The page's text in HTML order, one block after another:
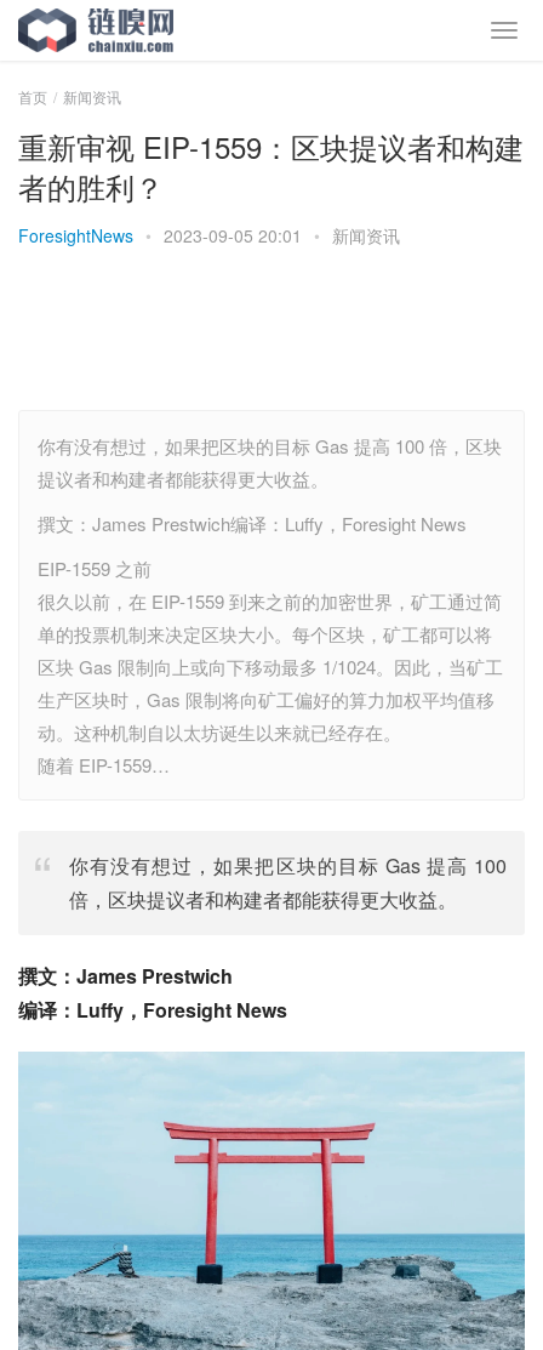
首页 新闻资讯
重新审视 EIP-1559：区块提议者和构建
者的胜利？
ForesightNews • 2023-09-05 20:01 • 新闻资讯
你有没有想过，如果把区块的目标 Gas 提高 100 倍，区块
提议者和构建者都能获得更大收益。
撰文：James Prestwich编译：Luffy，Foresight News
EIP-1559 之前
很久以前，在 EIP-1559 到来之前的加密世界，矿工通过简
单的投票机制来决定区块大小。每个区块，矿工都可以将
区块 Gas 限制向上或向下移动最多 1/1024。因此，当矿工
生产区块时，Gas 限制将向矿工偏好的算力加权平均值移
动。这种机制自以太坊诞生以来就已经存在。
随着 EIP-1559…
你有没有想过，如果把区块的目标 Gas 提高 100
倍，区块提议者和构建者都能获得更大收益。
撰文：James Prestwich
编译：Luffy，Foresight News